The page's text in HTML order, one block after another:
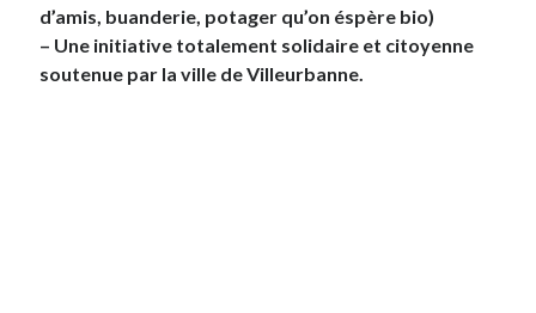
d’amis, buanderie, potager qu’on éspère bio)
– Une initiative totalement solidaire et citoyenne
soutenue par la ville de Villeurbanne.